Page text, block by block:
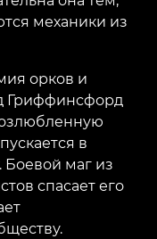
механики из
орков и
Гриффинсфорд
в
Боевой маг из
спасает его